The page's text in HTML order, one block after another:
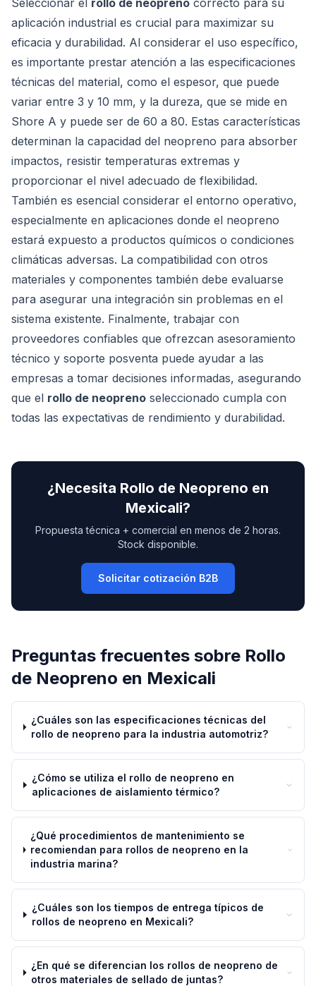
Seleccionar el rollo de neopreno correcto para su
aplicación industrial es crucial para maximizar su
eficacia y durabilidad. Al considerar el uso específico,
es importante prestar atención a las especificaciones
técnicas del material, como el espesor, que puede
variar entre 3 y 10 mm, y la dureza, que se mide en
Shore A y puede ser de 60 a 80. Estas características
determinan la capacidad del neopreno para absorber
impactos, resistir temperaturas extremas y
proporcionar el nivel adecuado de flexibilidad.
También es esencial considerar el entorno operativo,
especialmente en aplicaciones donde el neopreno
estará expuesto a productos químicos o condiciones
climáticas adversas. La compatibilidad con otros
materiales y componentes también debe evaluarse
para asegurar una integración sin problemas en el
sistema existente. Finalmente, trabajar con
proveedores confiables que ofrezcan asesoramiento
técnico y soporte posventa puede ayudar a las
empresas a tomar decisiones informadas, asegurando
que el rollo de neopreno seleccionado cumpla con
todas las expectativas de rendimiento y durabilidad.
¿Necesita Rollo de Neopreno en
Mexicali?
Propuesta técnica + comercial en menos de 2 horas.
Stock disponible.
Solicitar cotización B2B
Preguntas frecuentes sobre Rollo
de Neopreno en Mexicali
¿Cuáles son las especificaciones técnicas del
rollo de neopreno para la industria automotriz?
¿Cómo se utiliza el rollo de neopreno en
aplicaciones de aislamiento térmico?
¿Qué procedimientos de mantenimiento se
recomiendan para rollos de neopreno en la
industria marina?
¿Cuáles son los tiempos de entrega típicos de
rollos de neopreno en Mexicali?
¿En qué se diferencian los rollos de neopreno de
otros materiales de sellado de juntas?